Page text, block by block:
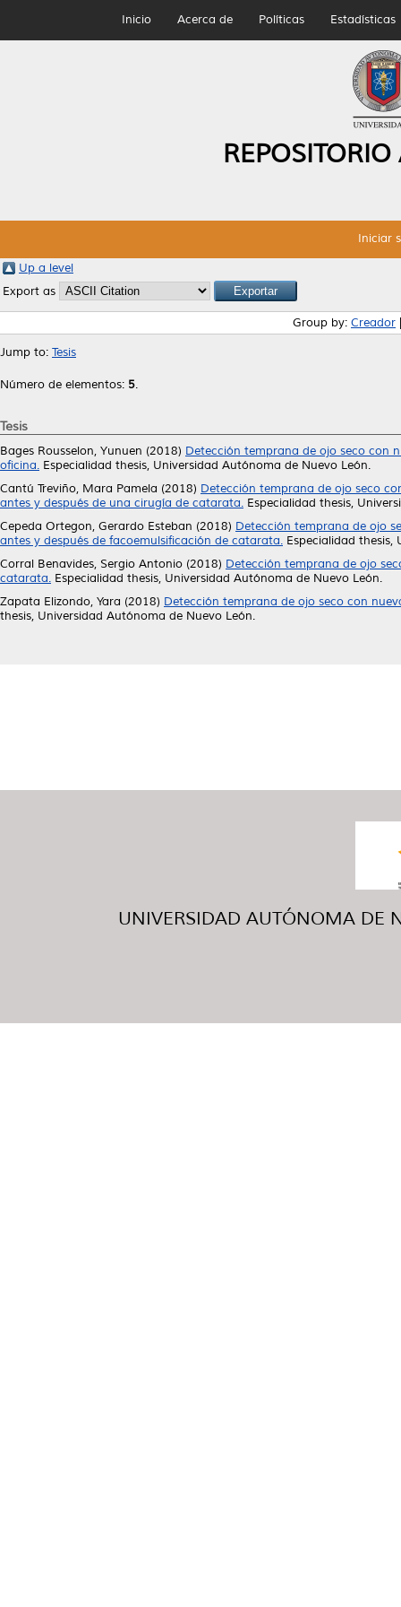
Inicio Acerca de Políticas Estadísticas
Iniciar
Up a level
Export as
Group by: Creador
Jump to: Tesis
Número de elementos: 5.
Tesis
Bages Rousselon, Yunuen (2018) Detección temprana de ojo seco con
oficina. Especialidad thesis, Universidad Autónoma de Nuevo León.
Cantú Treviño, Mara Pamela (2018) Detección temprana de ojo seco
antes y después de una cirugía de catarata. Especialidad thesis,
Cepeda Ortegon, Gerardo Esteban (2018) Detección temprana de ojo
antes y después de facoemulsificación de catarata. Especialidad thesis,
Corral Benavides, Sergio Antonio (2018) Detección temprana de ojo
catarata. Especialidad thesis, Universidad Autónoma de Nuevo León.
Zapata Elizondo, Yara (2018) Detección temprana de ojo seco con
thesis, Universidad Autónoma de Nuevo León.
UNIVERSIDAD AUTÓNOMA DE